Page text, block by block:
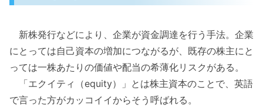
新株発行などにより、企業が資金調達を行う手法。企業
にとっては自己資本の増加につながるが、既存の株主にと
っては一株あたりの価値や配当の希薄化リスクがある。
「エクイティ（equity）」とは株主資本のことで、英語
で言った方がカッコイイからそう呼ばれる。